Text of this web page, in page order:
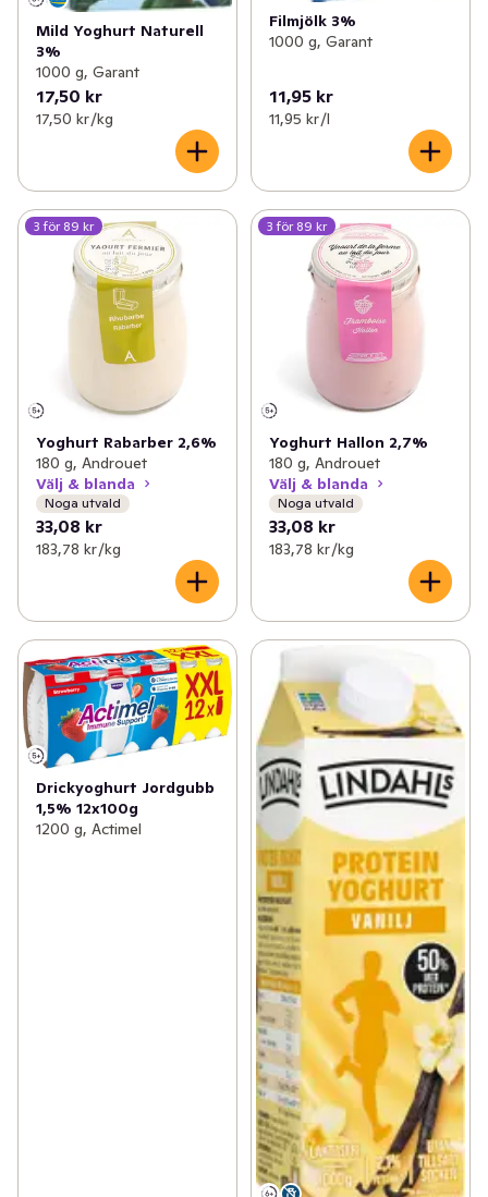
Mild Yoghurt Naturell
3%
1000 g, Garant
17,50 kr
17,50 kr /kg
Filmjölk 3%
1000 g, Garant
11,95 kr
11,95 kr /l
3 för 89 kr
Yoghurt Rabarber 2,6%
180 g, Androuet
Välj & blanda
Noga utvald
33,08 kr
183,78 kr /kg
3 för 89 kr
Yoghurt Hallon 2,7%
180 g, Androuet
Välj & blanda
Noga utvald
33,08 kr
183,78 kr /kg
Drickyoghurt Jordgubb
1,5% 12x100g
1200 g, Actimel